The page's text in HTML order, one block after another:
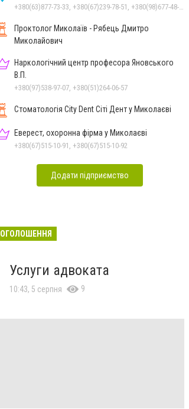
Проктолог Миколаїв - Рябець Дмитро
Миколайович
Наркологічний центр професора Яновського
В.П.
+380(97)538-97-07, +380(51)264-06-57
Стоматологія City Dent Сіті Дент у Миколаєві
Еверест, охоронна фірма у Миколаєві
+380(67)515-10-91, +380(67)515-10-92
Додати підприємство
ОГОЛОШЕННЯ
Услуги адвоката
10:43, 5 серпня 9